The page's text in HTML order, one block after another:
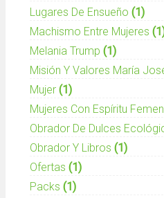
Lugares De Ensueño (1)
Machismo Entre Mujeres
Melania Trump (1)
Misión Y Valores María
Mujer (1)
Mujeres Con Espíritu
Obrador De Dulces
Obrador Y Libros (1)
Ofertas (1)
Packs (1)